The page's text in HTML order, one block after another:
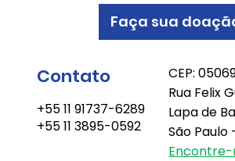
Faça sua
Contato
+55 11 91737-6289
+55 11 3895-0592
CEP:
Rua Felix
Lapa de
São Paulo